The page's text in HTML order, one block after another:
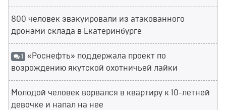
800 человек эвакуировали из атакованного
дронами склада в Екатеринбурге
1 «Роснефть» поддержала проект по
возрождению якутской охотничьей лайки
Молодой человек ворвался в квартиру к 10-летней
девочке и напал на нее